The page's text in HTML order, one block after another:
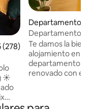
promedio: 5 de
(278)
☀️
Departamento
Departamento
recámaras para 4
estacionamiento
Te damos la
alojamiento en la
departamento de
renovado con